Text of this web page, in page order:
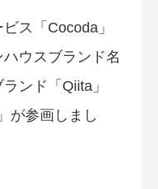
ス「Cocoda」
ウスブランド名
ンド「Qiita」
が参画しまし